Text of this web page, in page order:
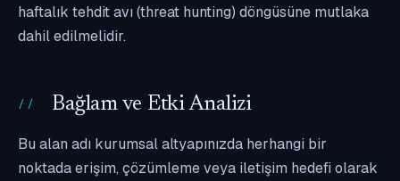
haftalık tehdit avı (threat hunting) döngüsüne mutlaka
dahil edilmelidir.
Bağlam ve Etki Analizi
Bu alan adı kurumsal altyapınızda herhangi bir
noktada erişim, çözümleme veya iletişim hedefi olarak